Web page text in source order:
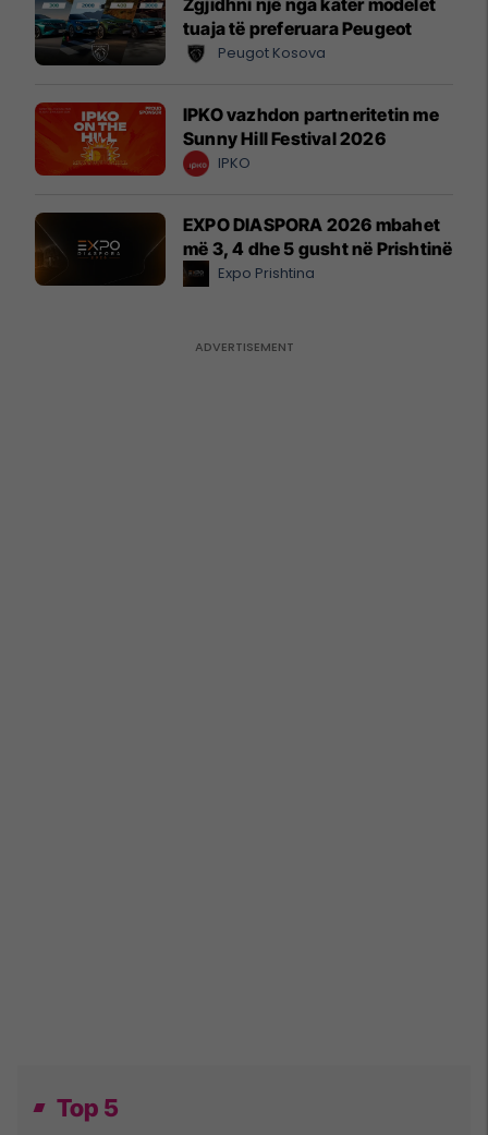
tuaja të preferuara Peugeot
Peugot Kosova
IPKO vazhdon partneritetin me
Sunny Hill Festival 2026
IPKO
EXPO DIASPORA 2026 mbahet
më 3, 4 dhe 5 gusht në Prishtinë
Expo Prishtina
Top 5